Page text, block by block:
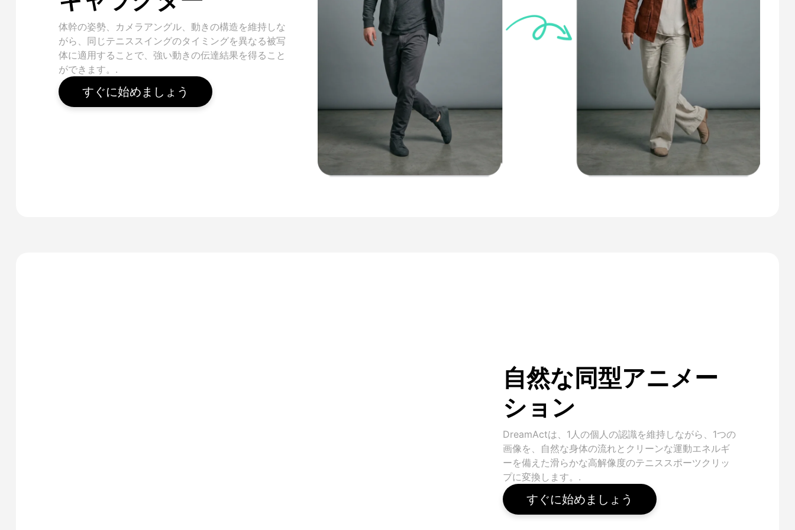
体幹の姿勢、カメラアングル、動きの構造を維持しな
がら、同じテニススイングのタイミングを異なる被写
体に適用することで、強い動きの伝達結果を得ること
ができます。.
すぐに始めましょう
自然な同型アニメー
ション
DreamActは、1人の個人の認識を維持しながら、1つの
画像を、自然な身体の流れとクリーンな運動エネルギ
ーを備えた滑らかな高解像度のテニススポーツクリッ
プに変換します。.
すぐに始めましょう